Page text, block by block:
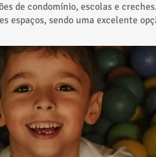
de condomínio, escolas e
espaços, sendo uma excelente